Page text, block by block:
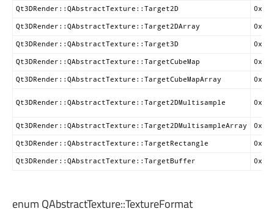
Qt3DRender::QAbstractTexture::Target2D
Qt3DRender::QAbstractTexture::Target2DArray
Qt3DRender::QAbstractTexture::Target3D
Qt3DRender::QAbstractTexture::TargetCubeMap
Qt3DRender::QAbstractTexture::TargetCubeMapArray
Qt3DRender::QAbstractTexture::Target2DMultisample
Qt3DRender::QAbstractTexture::Target2DMultisampleArray
Qt3DRender::QAbstractTexture::TargetRectangle
Qt3DRender::QAbstractTexture::TargetBuffer
enum QAbstractTexture::TextureFormat